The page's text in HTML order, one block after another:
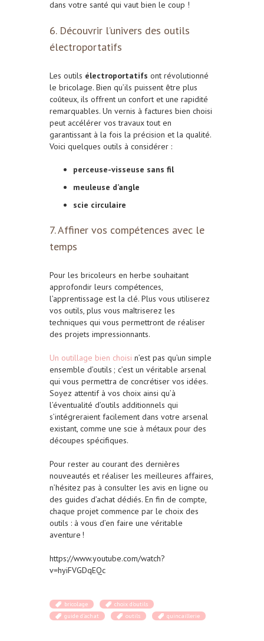
dans votre santé qui vaut bien le coup !
6. Découvrir l’univers des outils
électroportatifs
Les outils électroportatifs ont révolutionné
le bricolage. Bien qu’ils puissent être plus
coûteux, ils offrent un confort et une rapidité
remarquables. Un vernis à factures bien choisi
peut accélérer vos travaux tout en
garantissant à la fois la précision et la qualité.
Voici quelques outils à considérer :
perceuse-visseuse sans fil
meuleuse d’angle
scie circulaire
7. Affiner vos compétences avec le
temps
Pour les bricoleurs en herbe souhaitant
approfondir leurs compétences,
l’apprentissage est la clé. Plus vous utiliserez
vos outils, plus vous maîtriserez les
techniques qui vous permettront de réaliser
des projets impressionnants.
Un outillage bien choisi n’est pas qu’un simple
ensemble d’outils ; c’est un véritable arsenal
qui vous permettra de concrétiser vos idées.
Soyez attentif à vos choix ainsi qu’à
l’éventualité d’outils additionnels qui
s’intégreraient facilement dans votre arsenal
existant, comme une scie à métaux pour des
découpes spécifiques.
Pour rester au courant des dernières
nouveautés et réaliser les meilleures affaires,
n’hésitez pas à consulter les avis en ligne ou
des guides d’achat dédiés. En fin de compte,
chaque projet commence par le choix des
outils : à vous d’en faire une véritable
aventure !
https://www.youtube.com/watch?
v=hyiFVGDqEQc
bricolage
choix d'outils
guide d’achat
outils quincaillerie